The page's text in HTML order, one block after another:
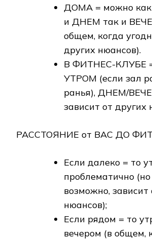
ДОМА = можно
и ДНЕМ так и
общем, когда
других нюансов).
В ФИТНЕС-КЛУБЕ
УТРОМ (если зал
ранья), ДНЕМ/
зависит от других
РАССТОЯНИЕ от ВАС ДО
Если далеко = то
проблематично
возможно, зависит
нюансов);
Если рядом = то
вечером (в общем,